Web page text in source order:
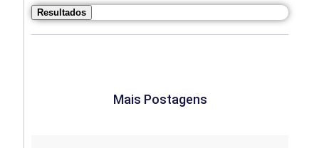
Resultados
Mais Postagens